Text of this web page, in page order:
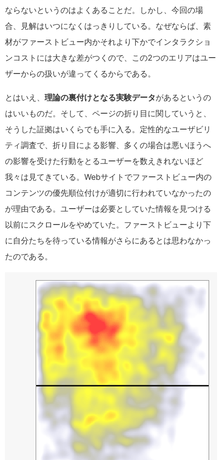
ならないというのはよくあることだ。しかし、今回の場
合、見解はいつになくはっきりしている。なぜならば、素
材がファーストビュー内かそれより下かでインタラクショ
ンコストには大きな差がつくので、この2つのエリアはユー
ザーからの扱いが違ってくるからである。
とはいえ、 理論の裏付けとなる実験データがあるというの
はいいものだ。そして、ページの折り目に関していうと、
そうした証拠はいくらでも手に入る。定性的なユーザビリ
ティ調査で、折り目による影響、多くの場合は悪いほうへ
の影響を受けた行動をとるユーザーを数えきれないほど
我々は見てきている。Webサイトでファーストビュー内の
コンテンツの優先順位付けが適切に行われていなかったの
が理由である。ユーザーは必要としていた情報を見つける
以前にスクロールをやめていた。ファーストビューより下
に自分たちを待っている情報がさらにあるとは思わなかっ
たのである。